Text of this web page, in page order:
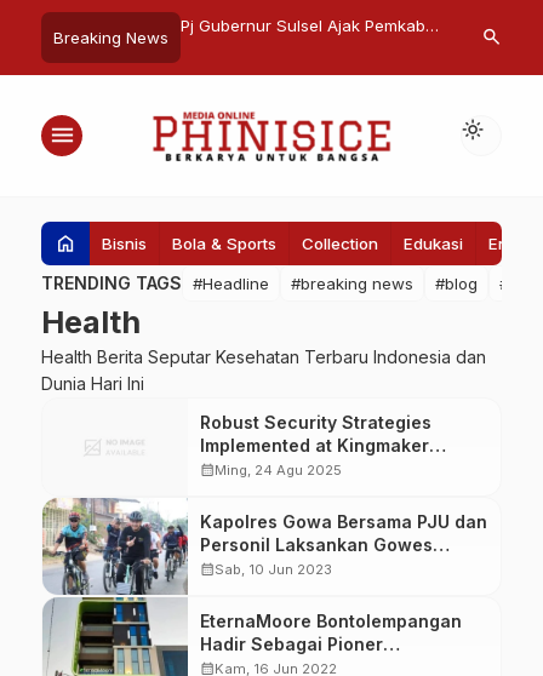
Breaking News
Lima Kantong
Pj Gubernur Sulsel Ajak Pemkab
Budidaya Pisang, Lahan 1.000
Semarak
Bendera
search
menu light_mode
home Bisnis Bola & Sports Collection Edukasi
TRENDING TAGS #Headline #breaking news #blog
Health
Health Berita Seputar Kesehatan Terbaru Indonesia dan
Dunia Hari Ini
Robust Security Strategies
Implemented at Kingmaker
Casino to Ensure Player Safety
calendar_monthMing, 24 Agu 2025
Kapolres Gowa Bersama PJU dan
Personil Laksankan Gowes
Bersama
calendar_monthSab, 10 Jun 2023
EternaMoore Bontolempangan
Hadir Sebagai Pioner
Regenerative Medicine
calendar_monthKam, 16 Jun 2022